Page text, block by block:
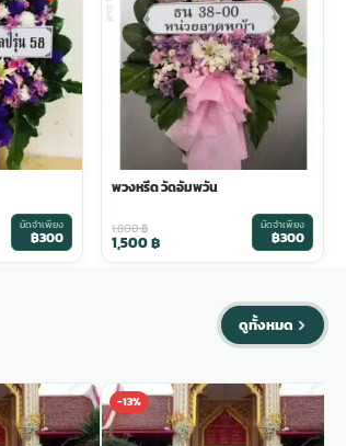
มัดจำเพียง
฿300
พวงหรีด วัดอัมพวัน
1,800฿
1,500฿
มัดจำเพียง
฿300
ดูทั้งหมด
-13%